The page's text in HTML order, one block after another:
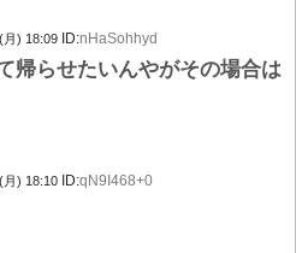
月) 18:09 ID:nHaSohhyd
帰らせたいんやがその場合は
月) 18:10 ID:qN9I468+0